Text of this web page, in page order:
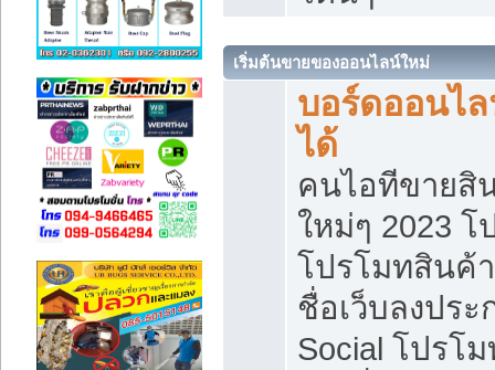
เริ่มต้นขายของออนไลน์ใหม่
บอร์ดออนไ
ได้
คนไอทีขายสิ
ใหม่ๆ 2023
โปรโมทสินค้
ชื่อเว็บลงปร
Social โปรโ